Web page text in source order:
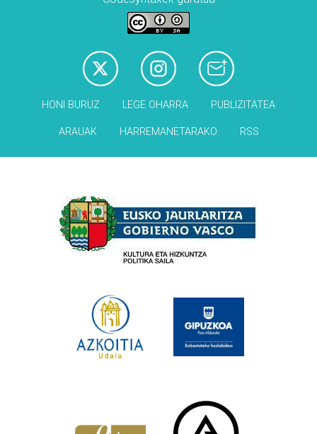
HONI BURUZ LEGE OHARRA PUBLIZITATEA
ARAUAK HARREMANETARAKO RSS